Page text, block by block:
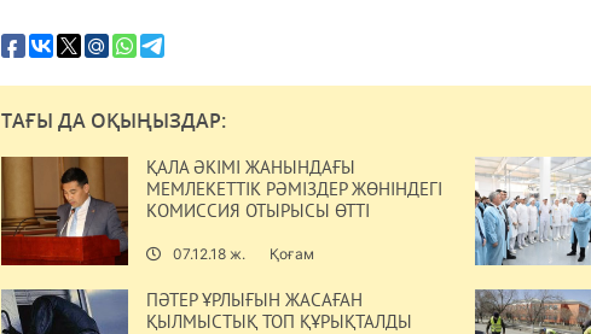
ТАҒЫ ДА ОҚЫҢЫЗДАР:
ҚАЛА ӘКІМІ ЖАНЫНДАҒЫ
МЕМЛЕКЕТТІК РӘМІЗДЕР ЖӨНІНДЕГІ
КОМИССИЯ ОТЫРЫСЫ ӨТТІ
07.12.18 ж. Қоғам
ПӘТЕР ҰРЛЫҒЫН ЖАСАҒАН
ҚЫЛМЫСТЫҚ ТОП ҚҰРЫҚТАЛДЫ